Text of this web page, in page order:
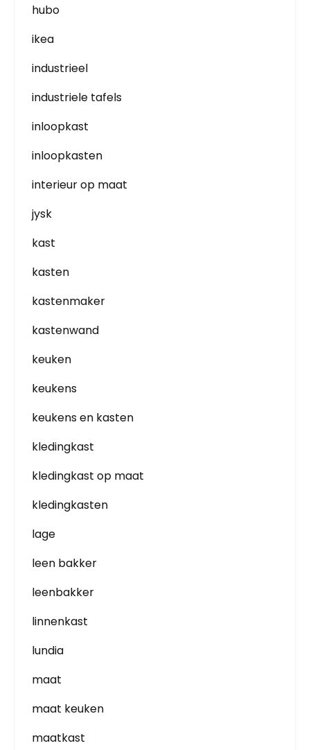
hubo
ikea
industrieel
industriele tafels
inloopkast
inloopkasten
interieur op maat
jysk
kast
kasten
kastenmaker
kastenwand
keuken
keukens
keukens en kasten
kledingkast
kledingkast op maat
kledingkasten
lage
leen bakker
leenbakker
linnenkast
lundia
maat
maat keuken
maatkast